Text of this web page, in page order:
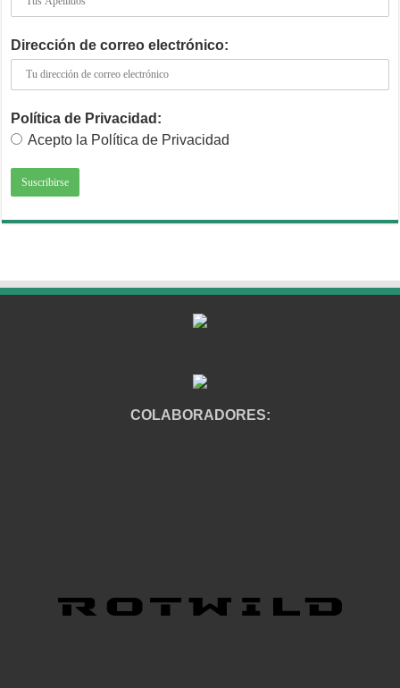
Dirección de correo electrónico:
Política de Privacidad:
Acepto la Política de Privacidad
COLABORADORES: